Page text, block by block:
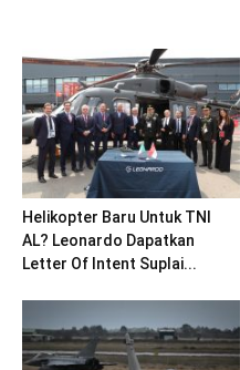
Helikopter Baru Untuk TNI
AL? Leonardo Dapatkan
Letter Of Intent Suplai...